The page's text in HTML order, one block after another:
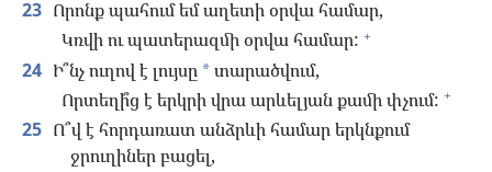
23 Որոնք պահում եմ աղետի օրվա համար,
Կռվի ու պատերազմի օրվա համար: +
24 Ի՞նչ ուղով է լույսը *տարածվում,
Որտեղի՞ց է երկրի վրա արևելյան քամի փչում: +
25 Ո՞վ է հորդառատ անձրևի համար երկնքում
ջրուղիներ բացել,